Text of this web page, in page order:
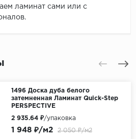
ламинат сами или с
1496 Доска дуба белого
затемненная Ламинат Quick-Step
PERSPECTIVE
1 948 ₽/м2 2 050 ₽/м2
2 935.64 ₽/упаковка